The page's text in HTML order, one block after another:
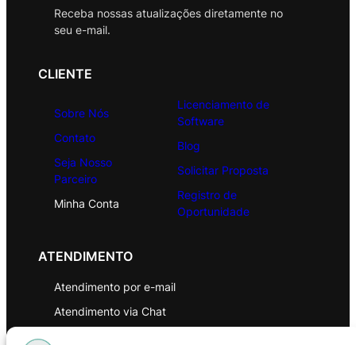
Receba nossas atualizações diretamente no
seu e-mail.
CLIENTE
Sobre Nós
Contato
Seja Nosso
Parceiro
Minha Conta
Licenciamento de
Software
Blog
Solicitar Proposta
Registro de
Oportunidade
ATENDIMENTO
Atendimento por e-mail
Atendimento via Chat